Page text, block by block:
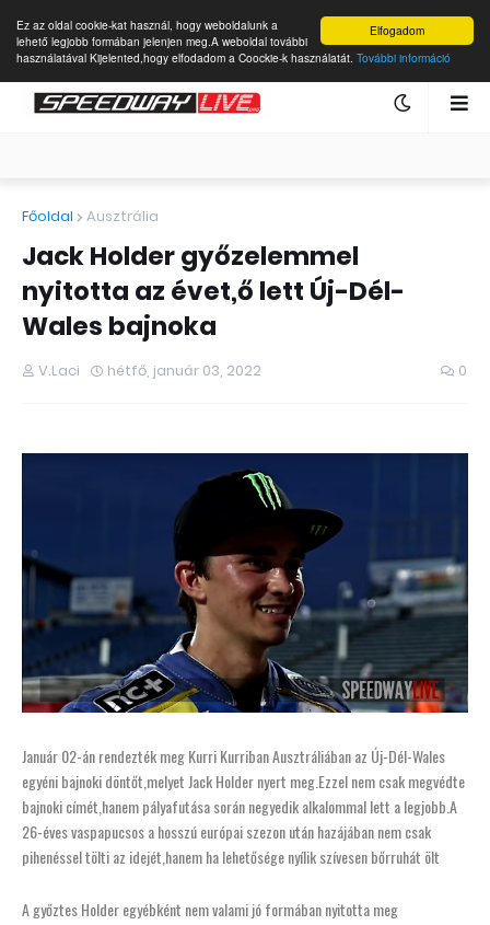
Elfogadom
Ez az oldal cookie-kat használ, hogy weboldalunk a
lehető legjobb formában jelenjen meg.A weboldal további
használatával Kijelented,hogy elfodadom a Coockie-k használatát. További információ
Főoldal Ausztrália
Jack Holder győzelemmel
nyitotta az évet,ő lett Új-Dél-
Wales bajnoka
V.Laci hétfő, január 03, 2022 0
Január 02-án rendezték meg Kurri Kurriban Ausztráliában az Új-Dél-Wales
egyéni bajnoki döntőt,melyet Jack Holder nyert meg.Ezzel nem csak megvédte
bajnoki címét,hanem pályafutása során negyedik alkalommal lett a legjobb.A
26-éves vaspapucsos a hosszú európai szezon után hazájában nem csak
pihenéssel tölti az idejét,hanem ha lehetősége nyílik szívesen bőrruhát ölt
A győztes Holder egyébként nem valami jó formában nyitotta meg